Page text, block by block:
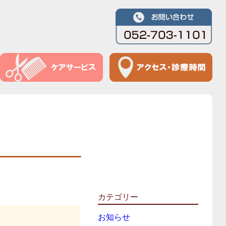
カテゴリー
お知らせ